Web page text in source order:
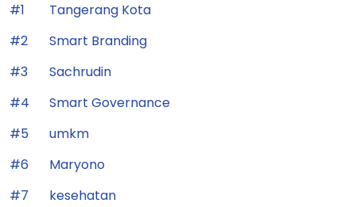
#1
Tangerang Kota
#2
Smart Branding
#3
Sachrudin
#4
Smart Governance
#5
umkm
#6
Maryono
#7
kesehatan